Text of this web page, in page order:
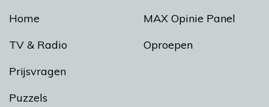
Home
TV & Radio
Prijsvragen
Puzzels
MAX Opinie Panel
Oproepen